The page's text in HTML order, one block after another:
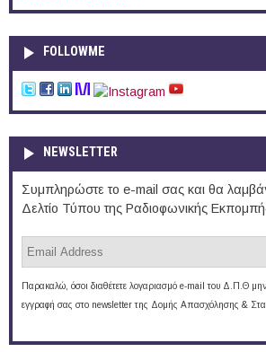
FOLLOWME
NEWSLETTER
Συμπληρώστε το e-mail σας και θα
Δελτίο Τύπου της Ραδιοφωνικής
Παρακαλώ, όσοι διαθέτετε λογαριασμό e-mail του Δ.Π.Θ μην
εγγραφή σας στο newsletter της Δομής Απασχόλησης &